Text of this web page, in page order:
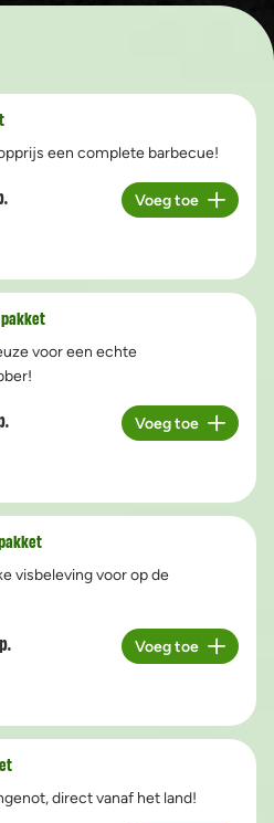
een complete barbecue!
Aantal
Voeg toe
voor een echte
Aantal
Voeg toe
visbeleving voor op de
Aantal
Voeg toe
direct vanaf het land!